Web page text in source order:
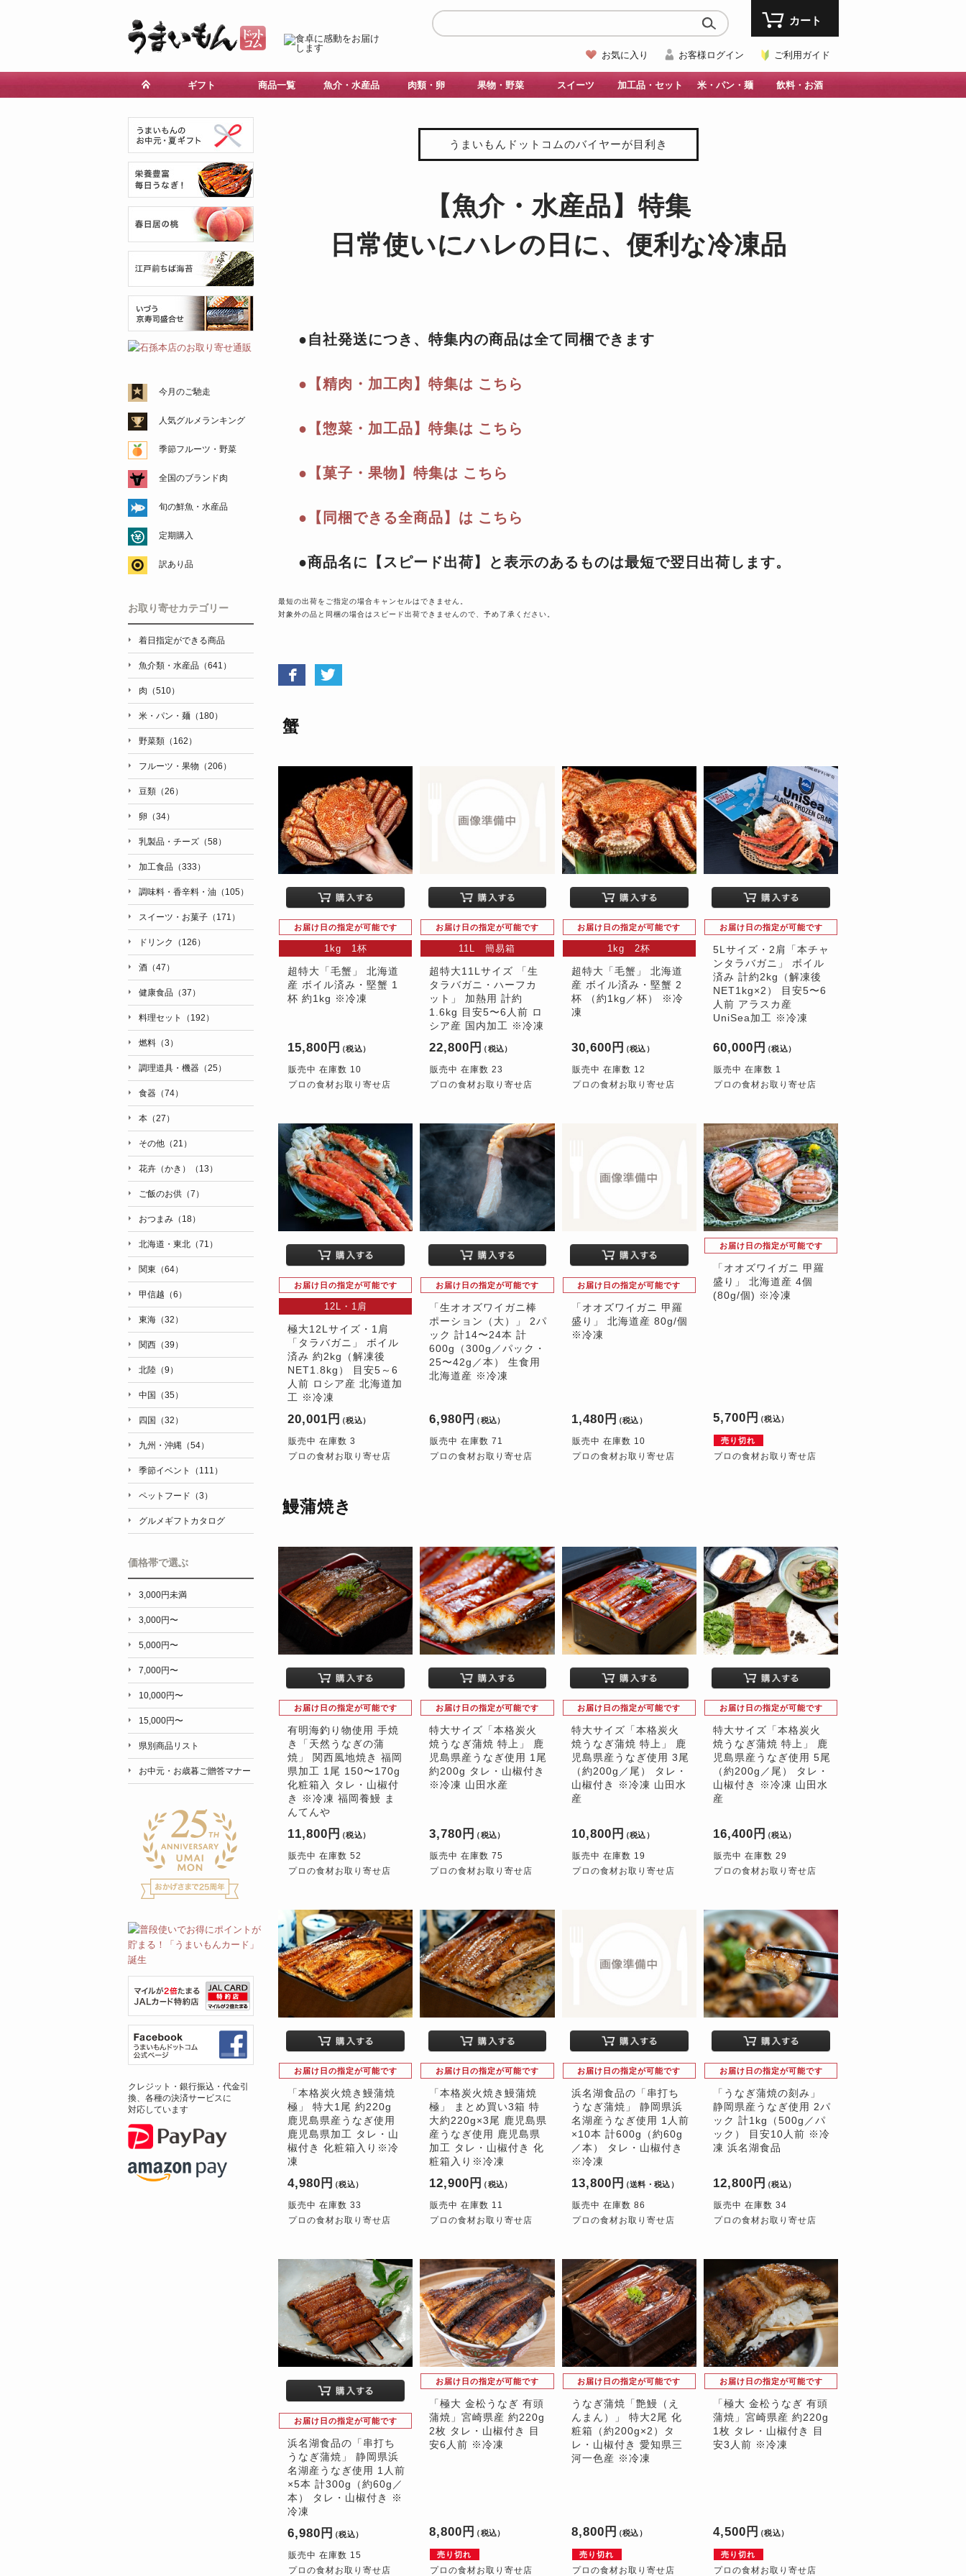
お気に入り お客様ログイン ご利用ガイド
カート
ギフト 商品一覧 魚介・水産品 肉類・卵 果物・野菜 スイーツ 加工品・セット 米・パン・麺 飲料・お酒
うまいもんドットコムのバイヤーが目利き
【魚介・水産品】特集
日常使いにハレの日に、便利な冷凍品
●自社発送につき、特集内の商品は全て同梱できます
●【精肉・加工肉】特集は こちら
●【惣菜・加工品】特集は こちら
●【菓子・果物】特集は こちら
●【同梱できる全商品】は こちら
●商品名に【スピード出荷】と表示のあるものは最短で翌日出荷します。
最短の出荷をご指定の場合キャンセルはできません。
対象外の品と同梱の場合はスピード出荷できませんので、予め了承ください。
蟹
お届け日の指定が可能です
1kg 1杯
超特大「毛蟹」 北海道
産 ボイル済み・堅蟹 1
杯 約1kg ※冷凍
15,800円（税込）
販売中 在庫数 10
プロの食材お取り寄せ店
お届け日の指定が可能です
11L 簡易箱
超特大11Lサイズ 「生
タラバガニ・ハーフカ
ット」 加熱用 計約
1.6kg 目安5〜6人前 ロ
シア産 国内加工 ※冷凍
22,800円 （税込）
販売中 在庫数 23
プロの食材お取り寄せ店
お届け日の指定が可能です
1kg 2杯
超特大「毛蟹」 北海道
産 ボイル済み・堅蟹 2
杯 （約1kg／杯） ※冷
凍
30,600円（税込）
販売中 在庫数 12
プロの食材お取り寄せ店
お届け日の指定が可能です
5Lサイズ・2肩「本チャ
ンタラバガニ」 ボイル
済み 計約2kg（解凍後
NET1kg×2） 目安5〜6
人前 アラスカ産
UniSea加工 ※冷凍
60,000円 （税込）
販売中 在庫数 1
プロの食材お取り寄せ店
お届け日の指定が可能です
12L・1肩
極大12Lサイズ・1肩
「タラバガニ」 ボイル
済み 約2kg（解凍後
NET1.8kg） 目安5～6
人前 ロシア産 北海道加
工 ※冷凍
20,001円（税込）
販売中 在庫数 3
プロの食材お取り寄せ店
お届け日の指定が可能です
「生オオズワイガニ棒
ポーション（大）」 2パ
ック 計14〜24本 計
600g（300g／パック・
25〜42g／本） 生食用
北海道産 ※冷凍
6,980円 （税込）
販売中 在庫数 71
プロの食材お取り寄せ店
お届け日の指定が可能です
「オオズワイガニ 甲羅
盛り」 北海道産 80g/個
※冷凍
1,480円（税込）
販売中 在庫数 10
プロの食材お取り寄せ店
お届け日の指定が可能です
「オオズワイガニ 甲羅
盛り」 北海道産 4個
(80g/個) ※冷凍
5,700円 （税込）
売り切れ
プロの食材お取り寄せ店
鰻蒲焼き
お届け日の指定が可能です
有明海釣り物使用 手焼
き「天然うなぎの蒲
焼」 関西風地焼き 福岡
県加工 1尾 150〜170g
化粧箱入 タレ・山椒付
き ※冷凍 福岡養鰻 ま
んてんや
11,800円（税込）
販売中 在庫数 52
プロの食材お取り寄せ店
お届け日の指定が可能です
特大サイズ「本格炭火
焼うなぎ蒲焼 特上」 鹿
児島県産うなぎ使用 1尾
約200g タレ・山椒付き
※冷凍 山田水産
3,780円 （税込）
販売中 在庫数 75
プロの食材お取り寄せ店
お届け日の指定が可能です
特大サイズ「本格炭火
焼うなぎ蒲焼 特上」 鹿
児島県産うなぎ使用 3尾
（約200g／尾） タレ・
山椒付き ※冷凍 山田水
産
10,800円（税込）
販売中 在庫数 19
プロの食材お取り寄せ店
お届け日の指定が可能です
特大サイズ「本格炭火
焼うなぎ蒲焼 特上」 鹿
児島県産うなぎ使用 5尾
（約200g／尾） タレ・
山椒付き ※冷凍 山田水
産
16,400円 （税込）
販売中 在庫数 29
プロの食材お取り寄せ店
お届け日の指定が可能です
「本格炭火焼き鰻蒲焼
極」 特大1尾 約220g
鹿児島県産うなぎ使用
鹿児島県加工 タレ・山
椒付き 化粧箱入り※冷
凍
4,980円（税込）
販売中 在庫数 33
プロの食材お取り寄せ店
お届け日の指定が可能です
「本格炭火焼き鰻蒲焼
極」 まとめ買い3箱 特
大約220g×3尾 鹿児島県
産うなぎ使用 鹿児島県
加工 タレ・山椒付き 化
粧箱入り※冷凍
12,900円 （税込）
販売中 在庫数 11
プロの食材お取り寄せ店
お届け日の指定が可能です
浜名湖食品の「串打ち
うなぎ蒲焼」 静岡県浜
名湖産うなぎ使用 1人前
×10本 計600g（約60g
／本） タレ・山椒付き
※冷凍
13,800円（送料・税込）
販売中 在庫数 86
プロの食材お取り寄せ店
お届け日の指定が可能です
「うなぎ蒲焼の刻み」
静岡県産うなぎ使用 2パ
ック 計1kg（500g／パ
ック） 目安10人前 ※冷
凍 浜名湖食品
12,800円 （税込）
販売中 在庫数 34
プロの食材お取り寄せ店
お届け日の指定が可能です
浜名湖食品の「串打ち
うなぎ蒲焼」 静岡県浜
名湖産うなぎ使用 1人前
×5本 計300g（約60g／
本） タレ・山椒付き ※
冷凍
6,980円（税込）
販売中 在庫数 15
プロの食材お取り寄せ店
お届け日の指定が可能です
「極大 金松うなぎ 有頭
蒲焼」宮崎県産 約220g
2枚 タレ・山椒付き 目
安6人前 ※冷凍
8,800円 （税込）
売り切れ
プロの食材お取り寄せ店
お届け日の指定が可能です
うなぎ蒲焼「艶鰻（え
んまん）」 特大2尾 化
粧箱（約200g×2）タ
レ・山椒付き 愛知県三
河一色産 ※冷凍
8,800円（税込）
売り切れ
プロの食材お取り寄せ店
お届け日の指定が可能です
「極大 金松うなぎ 有頭
蒲焼」宮崎県産 約220g
1枚 タレ・山椒付き 目
安3人前 ※冷凍
4,500円 （税込）
売り切れ
プロの食材お取り寄せ店
今月のご馳走
人気グルメランキング
季節フルーツ・野菜
全国のブランド肉
旬の鮮魚・水産品
定期購入
訳あり品
お取り寄せカテゴリー
着日指定ができる商品
魚介類・水産品（641）
肉（510）
米・パン・麺（180）
野菜類（162）
フルーツ・果物（206）
豆類（26）
卵（34）
乳製品・チーズ（58）
加工食品（333）
調味料・香辛料・油（105）
スイーツ・お菓子（171）
ドリンク（126）
酒（47）
健康食品（37）
料理セット（192）
燃料（3）
調理道具・機器（25）
食器（74）
本（27）
その他（21）
花卉（かき）（13）
ご飯のお供（7）
おつまみ（18）
北海道・東北（71）
関東（64）
甲信越（6）
東海（32）
関西（39）
北陸（9）
中国（35）
四国（32）
九州・沖縄（54）
季節イベント（111）
ペットフード（3）
グルメギフトカタログ
価格帯で選ぶ
3,000円未満
3,000円〜
5,000円〜
7,000円〜
10,000円〜
15,000円〜
県別商品リスト
お中元・お歳暮ご贈答マナー
クレジット・銀行振込・代金引
換、各種の決済サービスに
対応しています